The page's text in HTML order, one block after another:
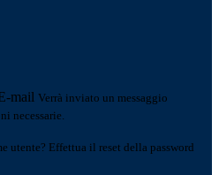
mail Verrà inviato un messaggio
necessarie.
utente? Effettua il reset della password